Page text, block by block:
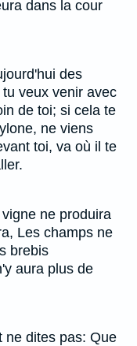
dans la cour
des
veux venir avec
de toi; si cela te
ne viens
toi, va où il te
ne produira
Les champs ne
brebis
aura plus de
ne dites pas: Que